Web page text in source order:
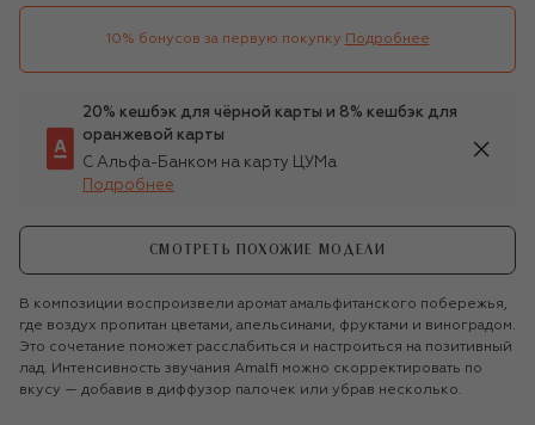
10% бонусов за первую покупку Подробнее
20% кешбэк для чёрной карты и 8% кешбэк для
оранжевой карты
С Альфа-Банком на карту ЦУМа
Подробнее
СМОТРЕТЬ ПОХОЖИЕ МОДЕЛИ
В композиции воспроизвели аромат амальфитанского побережья,
где воздух пропитан цветами, апельсинами, фруктами и виноградом.
Это сочетание поможет расслабиться и настроиться на позитивный
лад. Интенсивность звучания Amalfi можно скорректировать по
вкусу — добавив в диффузор палочек или убрав несколько.